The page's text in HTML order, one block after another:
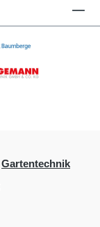
Gartentechnik